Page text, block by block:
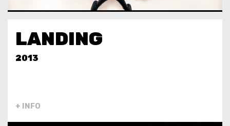
LANDING
2013
+ INFO